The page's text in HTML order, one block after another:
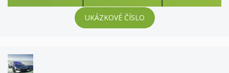
UKÁZKOVÉ ČÍSLO